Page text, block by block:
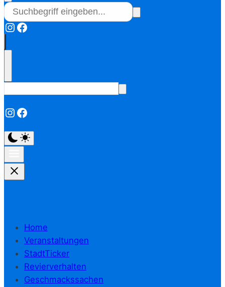
Instagram
Facebook
Instagram
Facebook
Home
Veranstaltungen
StadtTicker
Revierverhalten
Geschmackssachen